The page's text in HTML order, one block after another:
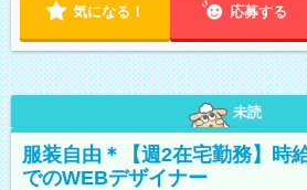
気になる！ 応募する
未読
服装自由＊【週2在宅勤務】時
でのWEBデザイナー